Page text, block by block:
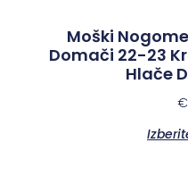
Moški
Domači 22-23
Hlače
€